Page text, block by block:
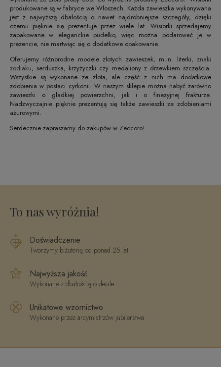
produkowane są w fabryce we Włoszech. Każda zawieszka wykonywana
jest z najwyższą dbałością o nawet najdrobniejsze szczegóły, dzięki
czemu pięknie się prezentuje przez wiele lat. Wisiorki sprzedajemy
zapakowane w eleganckie pudełko, więc można podarować je w
prezencie, nie martwiąc się o dodatkowe opakowanie.
Oferujemy różnorodne modele złotych zawieszek, m.in. literki, znaki
zodiaku, serduszka, krzyżyczki czy medaliony z drzewkiem szczęścia.
Wszystkie są wykonane ze złota, ale część z nich ma dodatkowe
zdobienia w postaci cyrkonii. W naszym sklepie można nabyć zarówno
zawieszki o gładkiej powierzchni, jak i o finezyjnej frakturze.
Nadzwyczajnie pięknie prezentują się także zawieszki ze zdobieniami
ażurowymi.
Serdecznie zapraszamy do zakupów w Zeccoro!
To nas wyróżnia!
Doświadczenie
Tworzymy biżuterię od ponad 25 lat
Najwyższa jakość
Wykonane z dbałością o detale
Unikatowe wzornictwo
Wykonane przez arcymistrzów jubilerstwa